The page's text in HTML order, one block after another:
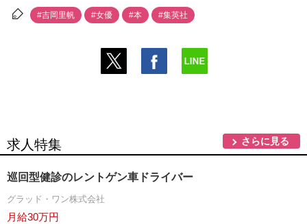
#吉岡里帆 #女優 #本 #集英社
求人特集 さらに見る
巡回型健診のレントゲン車ドライバー
グラッド・ワン株式会社
月給30万円